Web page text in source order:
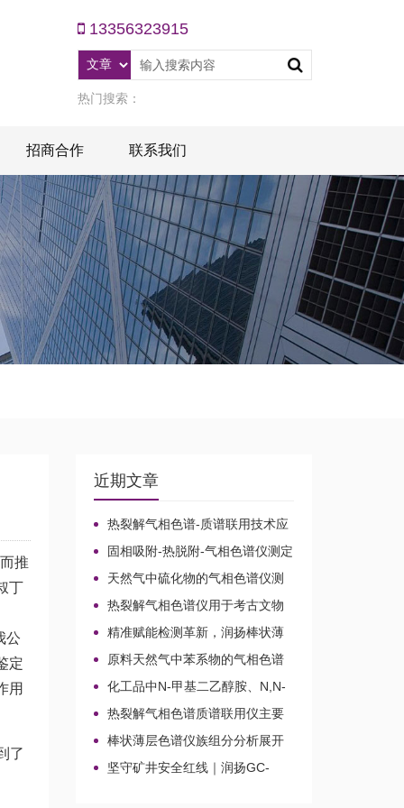
13356323915
热门搜索：
招商合作 联系我们
推
丁
公
定
用
了
近期文章
热裂解气相色谱-质谱联用技术应
用于贝叶经木质纤维素的微生物降
解机理
固相吸附-热脱附-气相色谱仪测定
无组织排放空气中15种乙酸酯类化
合物的含量
天然气中硫化物的气相色谱仪测
定方法比较及分析方法新技术
热裂解气相色谱仪用于考古文物
鉴定和古建筑材料分析
精准赋能检测革新，润扬棒状薄
层色谱仪铸就国产分析新标杆
原料天然气中苯系物的气相色谱
仪分析路线
化工品中N-甲基二乙醇胺、N,N-
二甲基乙醇胺、N-乙基二乙醇胺和
三乙醇胺的气相色谱仪测定
热裂解气相色谱质谱联用仪主要
应用领域
棒状薄层色谱仪族组分分析展开
剂的选择
坚守矿井安全红线｜润扬GC-